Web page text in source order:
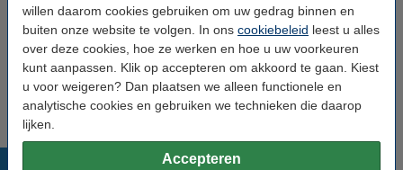
willen daarom cookies gebruiken om uw gedrag binnen en
buiten onze website te volgen. In ons cookiebeleid leest u alles
over deze cookies, hoe ze werken en hoe u uw voorkeuren
kunt aanpassen. Klik op accepteren om akkoord te gaan. Kiest
u voor weigeren? Dan plaatsen we alleen functionele en
analytische cookies en gebruiken we technieken die daarop
lijken.
Accepteren
Aanbieding:
6 dozen - 282 vaatwasbeurten
Populaire producten